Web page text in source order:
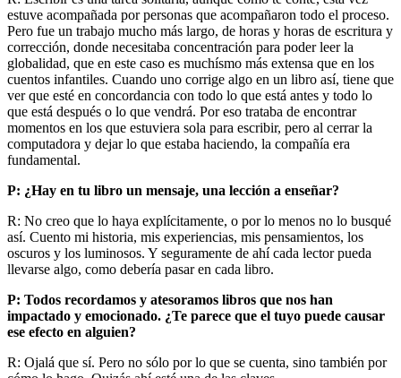
estuve acompañada por personas que acompañaron todo el proceso.
Pero fue un trabajo mucho más largo, de horas y horas de escritura y
corrección, donde necesitaba concentración para poder leer la
globalidad, que en este caso es muchísmo más extensa que en los
cuentos infantiles. Cuando uno corrige algo en un libro así, tiene que
ver que esté en concordancia con todo lo que está antes y todo lo
que está después o lo que vendrá. Por eso trataba de encontrar
momentos en los que estuviera sola para escribir, pero al cerrar la
computadora y dejar lo que estaba haciendo, la compañía era
fundamental.
P: ¿Hay en tu libro un mensaje, una lección a enseñar?
R: No creo que lo haya explícitamente, o por lo menos no lo busqué
así. Cuento mi historia, mis experiencias, mis pensamientos, los
oscuros y los luminosos. Y seguramente de ahí cada lector pueda
llevarse algo, como debería pasar en cada libro.
P: Todos recordamos y atesoramos libros que nos han
impactado y emocionado. ¿Te parece que el tuyo puede causar
ese efecto en alguien?
R: Ojalá que sí. Pero no sólo por lo que se cuenta, sino también por